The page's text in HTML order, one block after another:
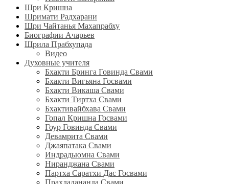
Шри Кришна
Шримати Радхарани
Шри Чайтанья Махапрабху
Биографии Ачарьев
Шрила Прабхупада
Видео
Духовные учителя
Бхакти Бринга Говинда Свами
Бхакти Вигьяна Госвами
Бхакти Викаша Свами
Бхакти Тиртха Свами
Бхактивайбхава Свами
Гопал Кришна Госвами
Гоур Говинда Свами
Девамрита Свами
Джаяпатака Свами
Индрадьюмна Свами
Ниранджана Свами
Партха Саратхи Дас Госвами
Прахладананда Свами